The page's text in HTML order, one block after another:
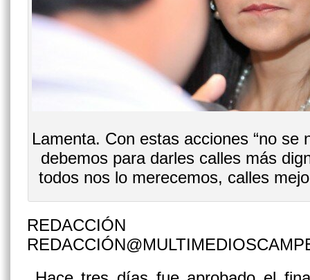
Lamenta. Con estas acciones “no se
debemos para darles calles más
todos nos lo merecemos, calles
REDACCIÓN